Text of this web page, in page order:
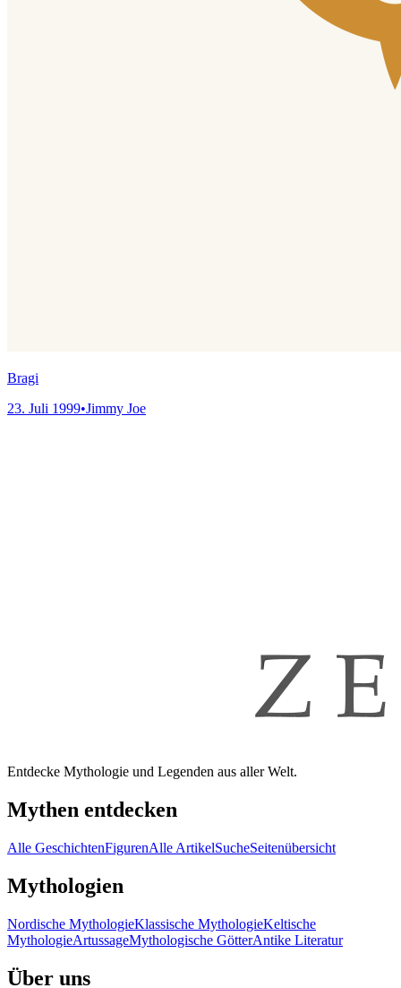
Bragi
23. Juli 1999•Jimmy Joe
Entdecke Mythologie und Legenden aus aller Welt.
Mythen entdecken
Alle GeschichtenFigurenAlle ArtikelSucheSeitenübersicht
Mythologien
Nordische MythologieKlassische MythologieKeltische
MythologieArtussageMythologische GötterAntike Literatur
Über uns